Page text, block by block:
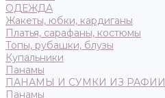
ОДЕЖДА
Жакеты, юбки, кардиганы
Платья, сарафаны, костюмы
Топы, рубашки, блузы
Купальники
Панамы
ПАНАМЫ И СУМКИ ИЗ РАФИИ
Панамы